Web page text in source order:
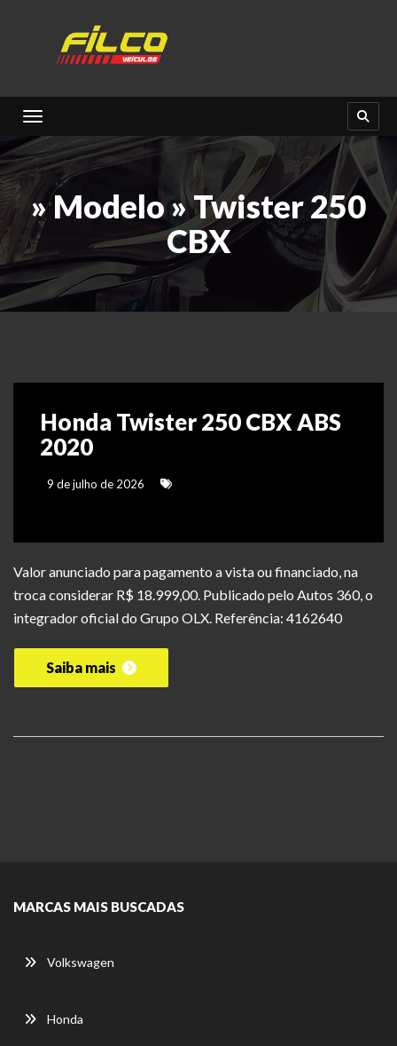
Toggle navigation
» Modelo » Twister 250
CBX
Honda Twister 250 CBX ABS
2020
9 de julho de 2026
Valor anunciado para pagamento a vista ou financiado, na
troca considerar R$ 18.999,00. Publicado pelo Autos 360, o
integrador oficial do Grupo OLX. Referência: 4162640
Saiba mais
MARCAS MAIS BUSCADAS
Volkswagen
Honda